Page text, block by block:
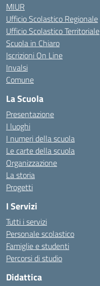
MIUR
Ufficio Scolastico Regionale
Ufficio Scolastico Territoriale
Scuola in Chiaro
Iscrizioni On Line
Invalsi
Comune
La Scuola
Presentazione
I luoghi
I numeri della scuola
Le carte della scuola
Organizzazione
La storia
Progetti
I Servizi
Tutti i servizi
Personale scolastico
Famiglie e studenti
Percorsi di studio
Didattica